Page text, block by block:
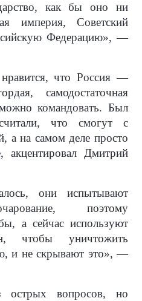
как бы оно ни
империя, Советский
Федерацию», —
что Россия —
самодостаточная
командовать. Был
что смогут с
а на самом деле просто
акцентировал Дмитрий
они испытывают
поэтому
а сейчас используют
чтобы уничтожить
и не скрывают это», —
острых вопросов, но